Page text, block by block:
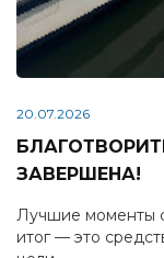
20.07.2026
ЗАВЕРШЕНА!
Лучшие моменты
итог — это